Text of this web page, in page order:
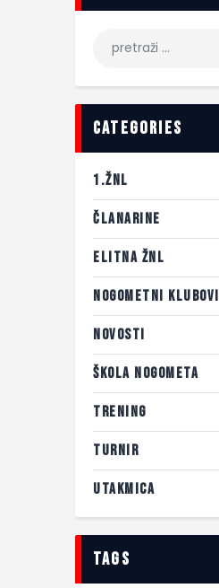
categories
1.ŽNL
ČLANARINE
ELITNA ŽNL
NOGOMETNI KLUBOVI
NOVOSTI
ŠKOLA NOGOMETA
TRENING
TURNIR
UTAKMICA
tags